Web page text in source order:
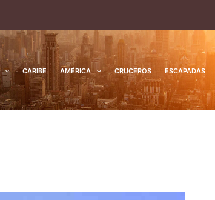
CARIBE AMÉRICA CRUCEROS ESCAPADAS